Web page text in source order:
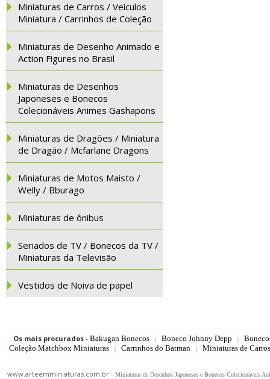
Miniaturas de Carros / Veículos
Miniatura / Carrinhos de Coleção
Miniaturas de Desenho Animado e
Action Figures no Brasil
Miniaturas de Desenhos
Japoneses e Bonecos
Colecionáveis Animes Gashapons
Miniaturas de Dragões / Miniatura
de Dragão / Mcfarlane Dragons
Miniaturas de Motos Maisto /
Welly / Bburago
Miniaturas de ônibus
Seriados de TV / Bonecos da TV /
Miniaturas da Televisão
Vestidos de Noiva de papel
Os mais procurados- Bakugan Bonecos | Boneco Johnny Depp |
Coleção Matchbox Miniaturas
| Carrinhos do Batman | Miniaturas de
www.arteemminiaturas.com.br - Miniaturas de Desenhos Japoneses e Bonecos Colecionáveis